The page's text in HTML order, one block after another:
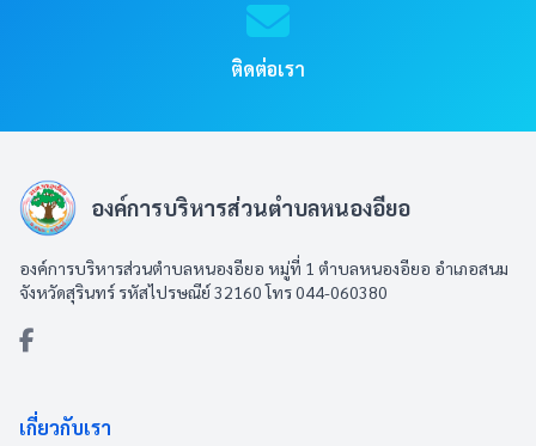
ติดต่อเรา
องค์การบริหารส่วนตำบลหนองอียอ
องค์การบริหารส่วนตำบลหนองอียอ หมู่ที่ 1 ตำบลหนองอียอ อำเภอสนม
จังหวัดสุรินทร์ รหัสไปรษณีย์ 32160 โทร 044-060380
เกี่ยวกับเรา